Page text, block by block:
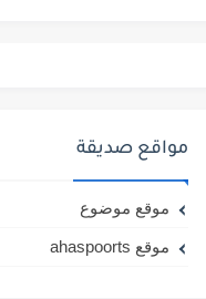
مواقع صديقة
موقع موضوع
موقع ahaspoorts